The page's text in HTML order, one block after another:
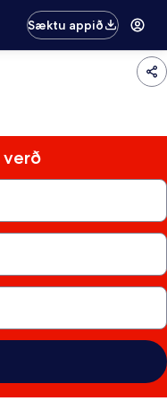
Sæktu appið
verð